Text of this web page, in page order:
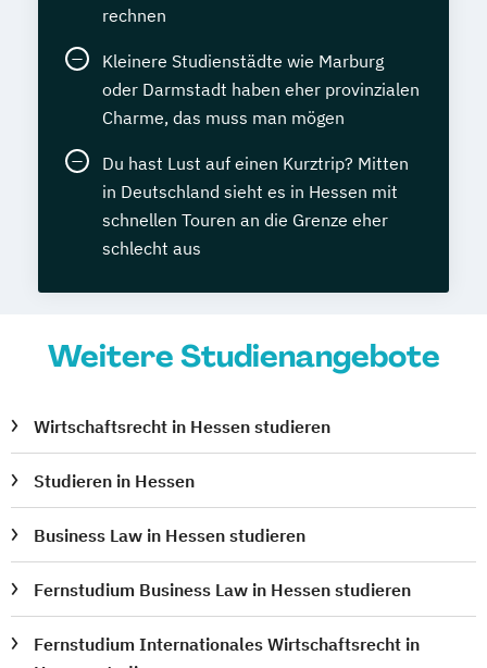
rechnen
Kleinere Studienstädte wie Marburg
oder Darmstadt haben eher provinzialen
Charme, das muss man mögen
Du hast Lust auf einen Kurztrip? Mitten
in Deutschland sieht es in Hessen mit
schnellen Touren an die Grenze eher
schlecht aus
Weitere Studienangebote
Wirtschaftsrecht in Hessen studieren
Studieren in Hessen
Business Law in Hessen studieren
Fernstudium Business Law in Hessen studieren
Fernstudium Internationales Wirtschaftsrecht in